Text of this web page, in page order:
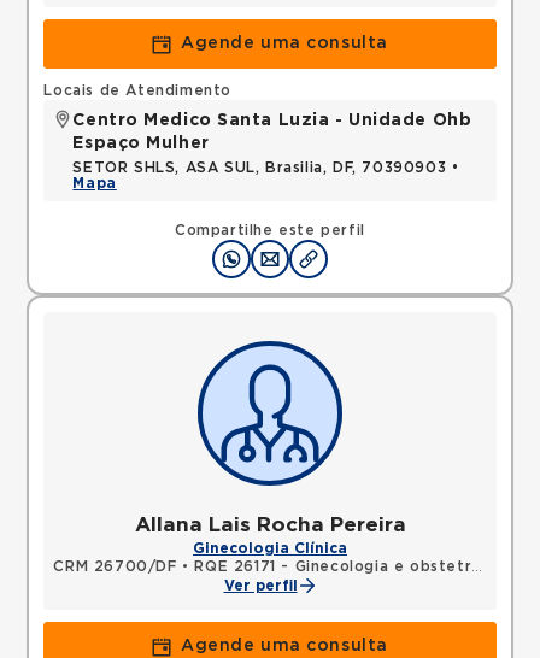
Agende uma consulta
Compartilhe este perfil
Locais de Atendimento
Centro Medico Santa Luzia - Unidade Ohb
Espaço Mulher
SETOR SHLS, ASA SUL, Brasilia, DF, 70390903 •
Mapa
Allana Lais Rocha Pereira
Ginecologia Clínica
CRM 26700/DF •
RQE 26171 - Ginecologia e obstetrícia
Ver perfil
Agende uma consulta